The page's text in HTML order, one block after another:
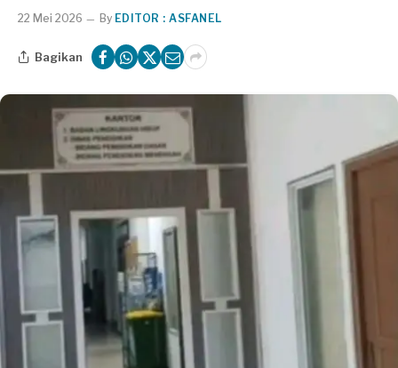
22 Mei 2026 By EDITOR : ASFANEL
Bagikan